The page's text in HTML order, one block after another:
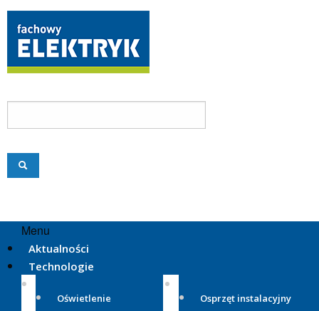
Menu
Aktualności
Technologie
Oświetlenie
Osprzęt instalacyjny